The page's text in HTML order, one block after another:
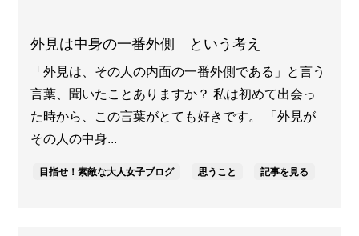
外見は中身の一番外側 という考え
「外見は、その人の内面の一番外側である」と言う
言葉、聞いたことありますか？ 私は初めて出会っ
た時から、この言葉がとても好きです。 「外見が
その人の中身...
目指せ！素敵な大人女子ブログ 思うこと 記事を見る